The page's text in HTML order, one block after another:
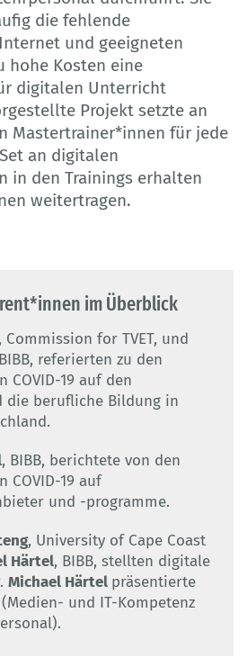
die fehlende
und geeigneten
hohe Kosten eine
digitalen Unterricht
Projekt setzte an
Mastertrainer*innen für jede
an digitalen
in den Trainings erhalten
weitertragen.
im Überblick
, Commission for TVET, und
referierten zu den
COVID-19 auf den
die berufliche Bildung in
, BIBB, berichtete von den
COVID-19 auf
und -programme.
, University of Cape Coast
Härtel, BIBB, stellten digitale
Michael Härtel präsentierte
und IT-Kompetenz